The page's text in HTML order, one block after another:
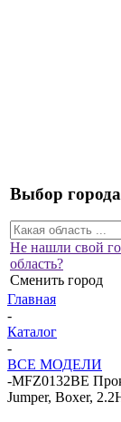
Выбор города
Не нашли свой
область?
Сменить город
Главная
-
Каталог
-
ВСЕ МОДЕЛИ
-MFZ0132BE
Jumper, Boxer,